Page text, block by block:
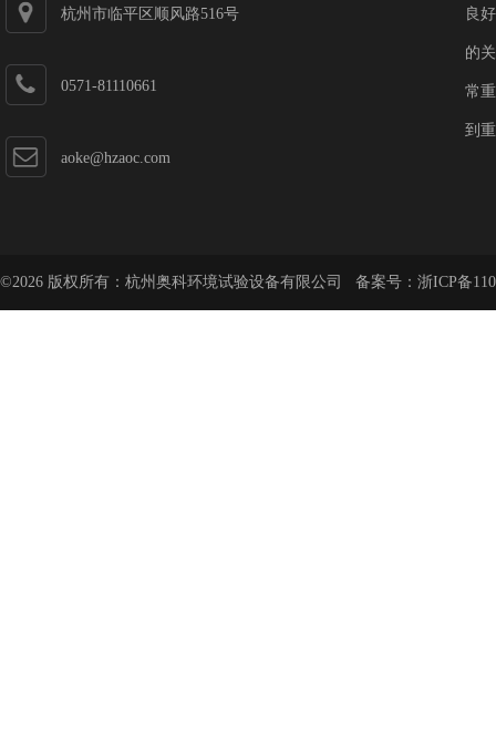
杭州市临平区顺风路516号
0571-81110661
aoke@hzaoc.com
良
的
常
到
©2026 版权所有：杭州奥科环境试验设备有限公司 备案号： 浙ICP备